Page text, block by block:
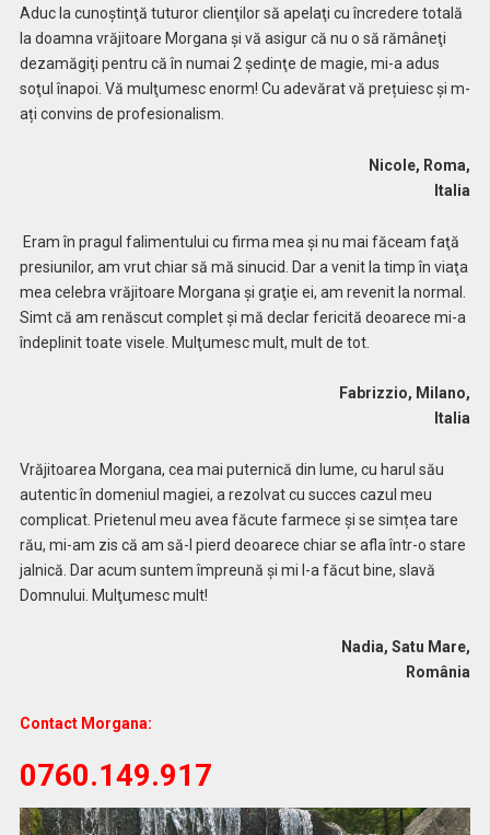
Aduc la cunoştinţă tuturor clienţilor să apelaţi cu încredere totală
la doamna vrăjitoare Morgana și vă asigur că nu o să rămâneţi
dezamăgiţi pentru că în numai 2 şedinţe de magie, mi-a adus
soţul înapoi. Vă mulţumesc enorm! Cu adevărat vă prețuiesc și m-
ați convins de profesionalism.
Nicole, Roma,
Italia
Eram în pragul falimentului cu firma mea şi nu mai făceam faţă
presiunilor, am vrut chiar să mă sinucid. Dar a venit la timp în viaţa
mea celebra vrăjitoare Morgana şi graţie ei, am revenit la normal.
Simt că am renăscut complet și mă declar fericită deoarece mi-a
îndeplinit toate visele. Mulţumesc mult, mult de tot.
Fabrizzio, Milano,
Italia
Vrăjitoarea Morgana, cea mai puternică din lume, cu harul său
autentic în domeniul magiei, a rezolvat cu succes cazul meu
complicat. Prietenul meu avea făcute farmece şi se simțea tare
rău, mi-am zis că am să-l pierd deoarece chiar se afla într-o stare
jalnică. Dar acum suntem împreună și mi l-a făcut bine, slavă
Domnului. Mulţumesc mult!
Nadia, Satu Mare,
România
Contact Morgana:
0760.149.917